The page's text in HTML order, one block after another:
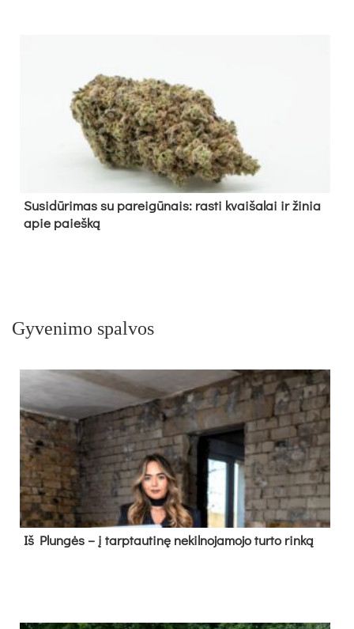
Su­si­dū­ri­mas su pa­rei­gū­nais: ras­ti kvai­ša­lai ir ži­nia
apie paieš­ką
Gyvenimo spalvos
Iš Plungės – į tarptautinę nekilnojamojo turto rinką